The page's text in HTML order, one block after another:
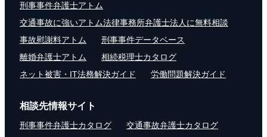
刑事事件弁護士アトム
交通事故に強いアトム法律事務所弁護士法人に無料相談
事故慰謝料アトム
刑事事件データベース
離婚弁護士アトム
相続税理士カタログ
ネット被害・IT法務解決ガイド
労働問題解決ガイド
相談先情報サイト
刑事事件弁護士カタログ
交通事故弁護士カタログ